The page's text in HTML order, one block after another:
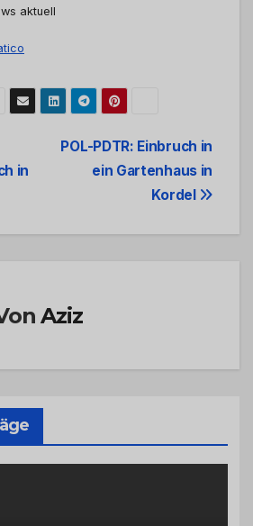
aktuell
POL-PDTR: Einbruch in
ein Gartenhaus in
Kordel
in
Aziz